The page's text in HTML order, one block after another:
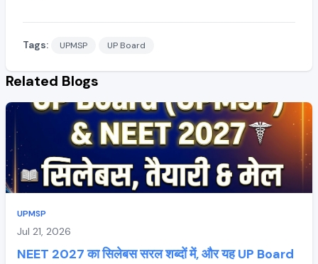
Tags: UPMSP UP Board
Related Blogs
UPMSP
Jul 21, 2026
NEET 2027 का सिलेबस सरल शब्दों में, और यह UP Board